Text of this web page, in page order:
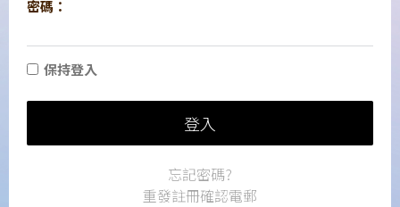
密碼：
保持登入
登入
忘記密碼?
重發註冊確認電郵